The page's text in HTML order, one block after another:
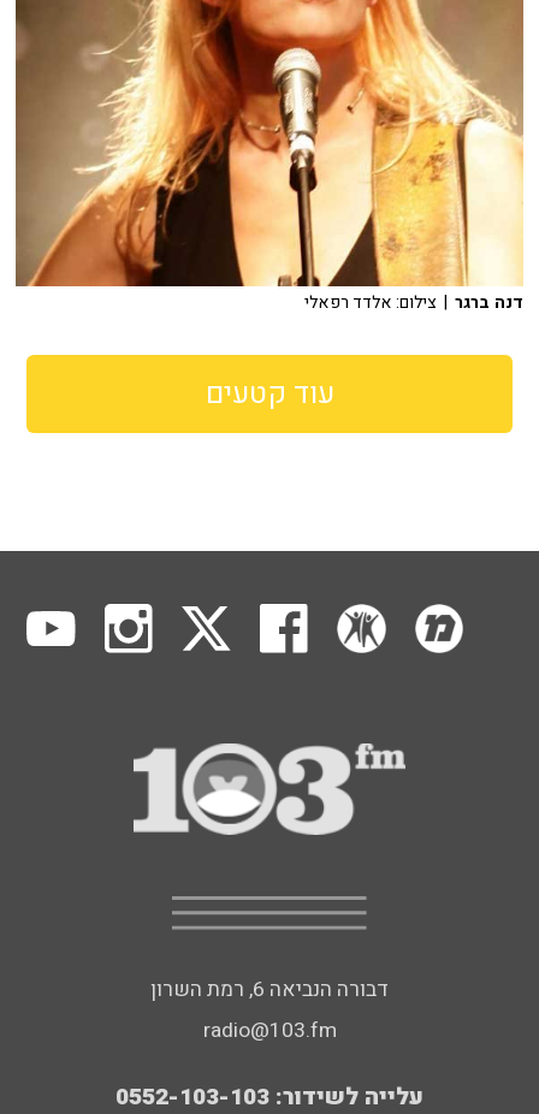
דנה ברגר | צילום: אלדד רפאלי
עוד קטעים
דבורה הנביאה 6, רמת השרון
radio@103.fm
עלייה לשידור: 0552-103-103